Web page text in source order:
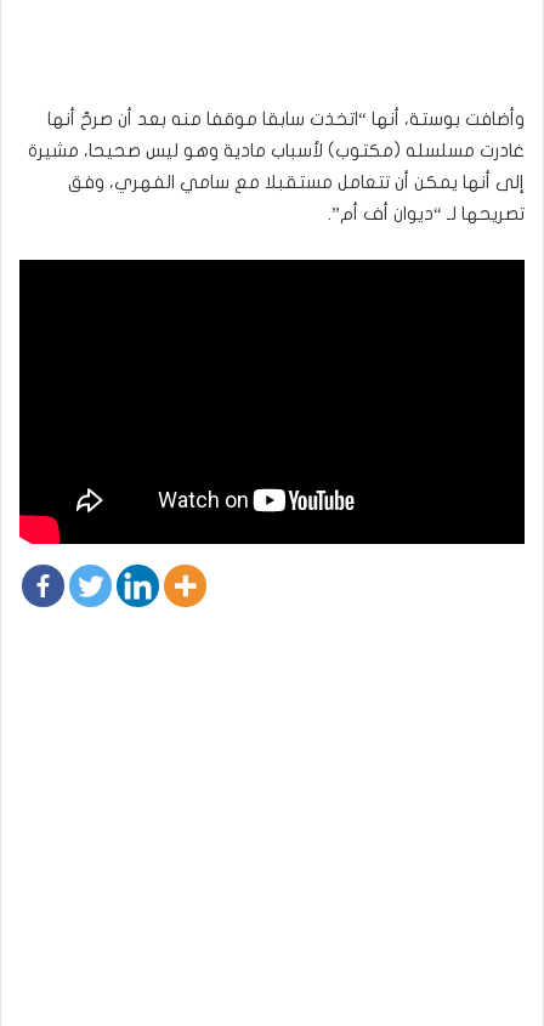
وأضافت بوستة، أنها “اتخذت سابقا موقفا منه بعد أن صرحّ أنها
غادرت مسلسله (مكتوب) لأسباب مادية وهو ليس صحيحا، مشيرة
إلى أنها يمكن أن تتعامل مستقبلا مع سامي الفهري، وفق
تصريحها لـ “ديوان أف أم”.